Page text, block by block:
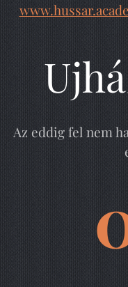
Az eddig fel nem